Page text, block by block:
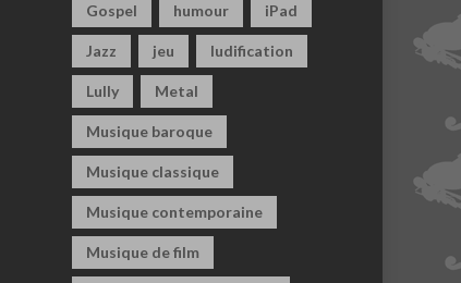
Gospel humour iPad
Jazz jeu ludification
Lully Metal
Musique baroque
Musique classique
Musique contemporaine
Musique de film